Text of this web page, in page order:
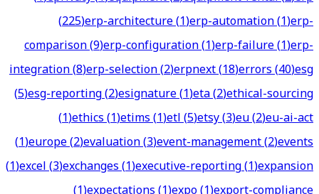
(225)erp-architecture(1)erp-automation(1)erp-
comparison(9)erp-configuration(1)erp-failure(1)erp-
integration(8)erp-selection(2)erpnext(18)errors(40)esg
(5)esg-reporting(2)esignature(1)eta(2)ethical-sourcing
(1)ethics(1)etims(1)etl(5)etsy(3)eu(2)eu-ai-act
(1)europe(2)evaluation(3)event-management(2)events
(1)excel(3)exchanges(1)executive-reporting(1)expansion